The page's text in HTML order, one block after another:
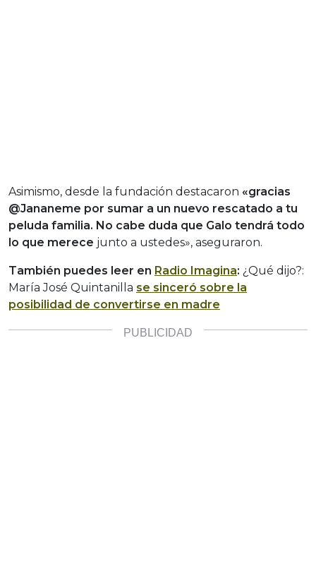
Asimismo, desde la fundación destacaron «gracias
@Jananeme por sumar a un nuevo rescatado a tu
peluda familia. No cabe duda que Galo tendrá todo
lo que merece junto a ustedes», aseguraron.
También puedes leer en Radio Imagina: ¿Qué dijo?:
María José Quintanilla se sinceró sobre la
posibilidad de convertirse en madre